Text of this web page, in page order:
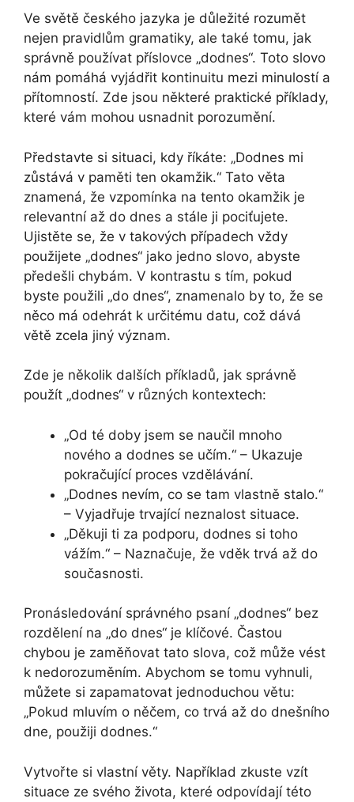
Ve světě českého jazyka je důležité rozumět
nejen pravidlům gramatiky, ale také tomu, jak
správně používat příslovce „dodnes“. Toto slovo
nám pomáhá vyjádřit kontinuitu mezi minulostí a
přítomností. Zde jsou některé praktické příklady,
které vám mohou usnadnit porozumění.
Představte si situaci, kdy říkáte: „Dodnes mi
zůstává v paměti ten okamžik.“ Tato věta
znamená, že vzpomínka na tento okamžik je
relevantní až do dnes a stále ji pociťujete.
Ujistěte se, že v takových případech vždy
použijete „dodnes“ jako jedno slovo, abyste
předešli chybám. V kontrastu s tím, pokud
byste použili „do dnes“, znamenalo by to, že se
něco má odehrát k určitému datu, což dává
větě zcela jiný význam.
Zde je několik dalších příkladů, jak správně
použít „dodnes“ v různých kontextech:
„Od té doby jsem se naučil mnoho
nového a dodnes se učím.“ – Ukazuje
pokračující proces vzdělávání.
„Dodnes nevím, co se tam vlastně stalo.“
– Vyjadřuje trvající neznalost situace.
„Děkuji ti za podporu, dodnes si toho
vážím.“ – Naznačuje, že vděk trvá až do
současnosti.
Pronásledování správného psaní „dodnes“ bez
rozdělení na „do dnes“ je klíčové. Častou
chybou je zaměňovat tato slova, což může vést
k nedorozuměním. Abychom se tomu vyhnuli,
můžete si zapamatovat jednoduchou větu:
„Pokud mluvím o něčem, co trvá až do dnešního
dne, použiji dodnes.“
Vytvořte si vlastní věty. Například zkuste vzít
situace ze svého života, které odpovídají této